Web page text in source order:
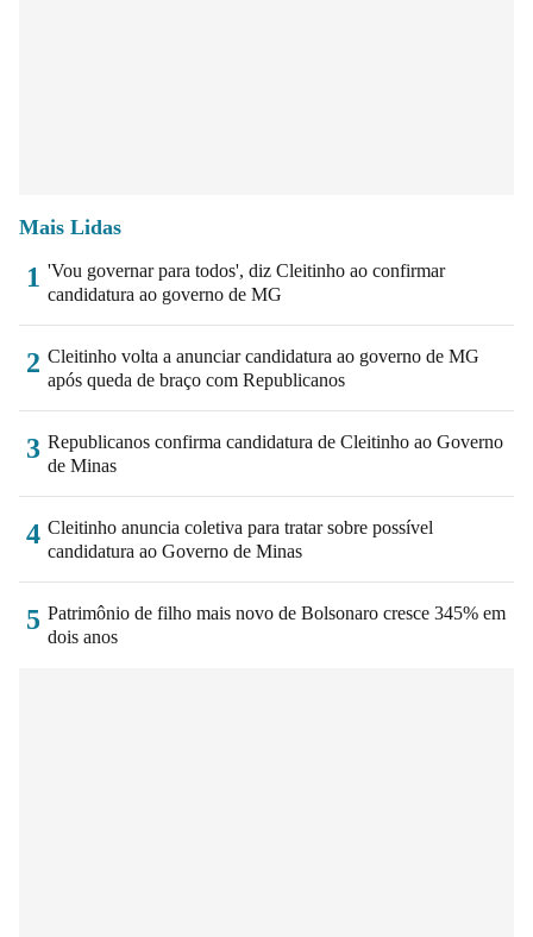
Mais Lidas
1 'Vou governar para todos', diz Cleitinho ao confirmar
candidatura ao governo de MG
2 Cleitinho volta a anunciar candidatura ao governo de MG
após queda de braço com Republicanos
3 Republicanos confirma candidatura de Cleitinho ao Governo
de Minas
4 Cleitinho anuncia coletiva para tratar sobre possível
candidatura ao Governo de Minas
5 Patrimônio de filho mais novo de Bolsonaro cresce 345% em
dois anos